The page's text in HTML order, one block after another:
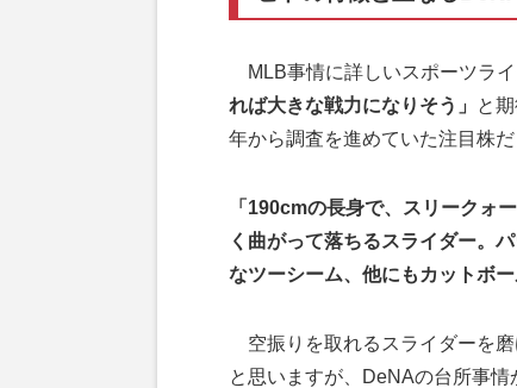
MLB事情に詳しいスポーツライ
れば大きな戦力になりそう」
と
年から調査を進めていた注目株だ
「190cmの長身で、スリークォ
く曲がって落ちるスライダー。
なツーシーム、他にもカットボ
空振りを取れるスライダーを
と思いますが、DeNAの台所事情